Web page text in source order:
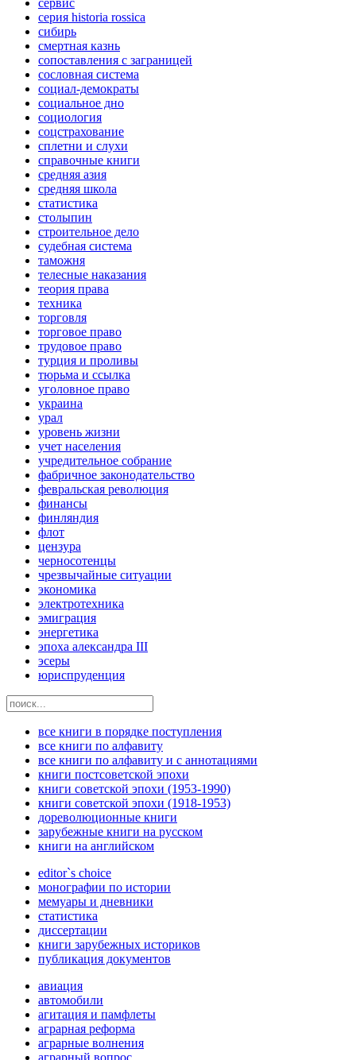
сервис
серия historia rossica
сибирь
смертная казнь
сопоставления с заграницей
сословная система
социал-демократы
социальное дно
социология
соцстрахование
сплетни и слухи
справочные книги
средняя азия
средняя школа
статистика
столыпин
строительное дело
судебная система
таможня
телесные наказания
теория права
техника
торговля
торговое право
трудовое право
турция и проливы
тюрьма и ссылка
уголовное право
украина
урал
уровень жизни
учет населения
учредительное собрание
фабричное законодательство
февральская революция
финансы
финляндия
флот
цензура
черносотенцы
чрезвычайные ситуации
экономика
электротехника
эмиграция
энергетика
эпоха александра III
эсеры
юриспруденция
все книги в порядке поступления
все книги по алфавиту
все книги по алфавиту и с аннотациями
книги постсоветской эпохи
книги советской эпохи (1953-1990)
книги советской эпохи (1918-1953)
дореволюционные книги
зарубежные книги на русском
книги на английском
editor`s choice
монографии по истории
мемуары и дневники
статистика
диссертации
книги зарубежных историков
публикация документов
авиация
автомобили
агитация и памфлеты
аграрная реформа
аграрные волнения